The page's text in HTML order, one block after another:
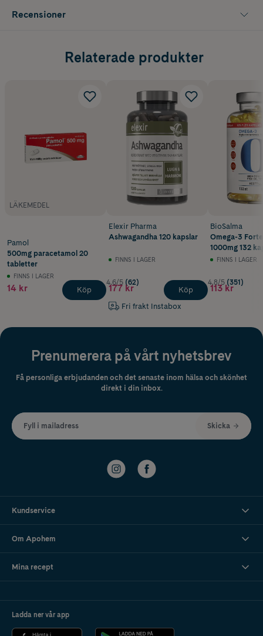
Recensioner
Relaterade produkter
LÄKEMEDEL
Pamol
500mg paracetamol 20
tabletter
FINNS I LAGER
14 kr Köp
Elexir Pharma
Ashwagandha 120 kapslar
FINNS I LAGER
4.6/5 (62)
177 kr
Fri frakt Instabox
Köp
BioSalma
Omega-3
1000mg 132
FINNS I LAGER
4.8/5 (351)
113 kr
Prenumerera på vårt nyhetsbrev
Få personliga erbjudanden och det senaste inom hälsa och skönhet
direkt i din inbox.
Fyll i mailadress Skicka
Kundservice
Om Apohem
Mina recept
Ladda ner vår app